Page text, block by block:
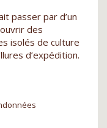
passer par d’un
des
isolés de culture
d’expédition.